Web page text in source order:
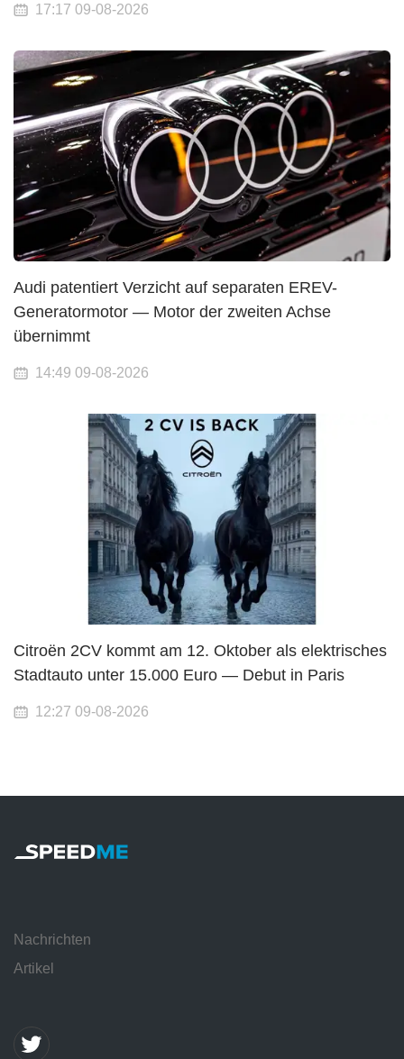
17:17 09-08-2026
Audi patentiert Verzicht auf separaten EREV-
Generatormotor — Motor der zweiten Achse
übernimmt
14:49 09-08-2026
Citroën 2CV kommt am 12. Oktober als elektrisches
Stadtauto unter 15.000 Euro — Debut in Paris
12:27 09-08-2026
Nachrichten
Artikel